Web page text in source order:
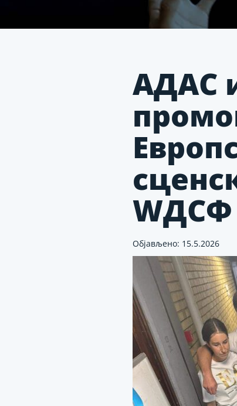
АДАС
WДСФ
Објављено: 15.5.2026